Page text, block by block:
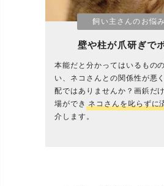
飼い主さんのお悩
壁や柱が爪研ぎで
本能だと分かってはいるもの
い、ネコさんとの関係性が悪
配ではありませんか？画鋲だ
場ができ ネコさんを叱らずに
介します。